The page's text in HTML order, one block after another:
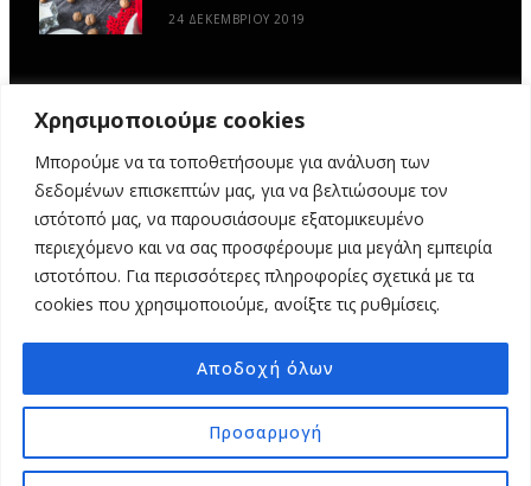
Χρησιμοποιούμε cookies
Μπορούμε να τα τοποθετήσουμε για ανάλυση των
δεδομένων επισκεπτών μας, για να βελτιώσουμε τον
ιστότοπό μας, να παρουσιάσουμε εξατομικευμένο
περιεχόμενο και να σας προσφέρουμε μια μεγάλη εμπειρία
ιστοτόπου. Για περισσότερες πληροφορίες σχετικά με τα
cookies που χρησιμοποιούμε, ανοίξτε τις ρυθμίσεις.
Προσαρμογή
Αποδοχή όλων
24 ΔΕΚΕΜΒΡΊΟΥ 2019
ΥΦΑΣΜΆΤΙΝΕΣ ΙΣΤΟΡΊΕΣ DIY
ΕΡΓΑΣΤΉΡΙΑ
© 2025 MY FABRIC OF LIFE. ALL RIGHTS RESERVED. DESIGN
MINDTHEAD